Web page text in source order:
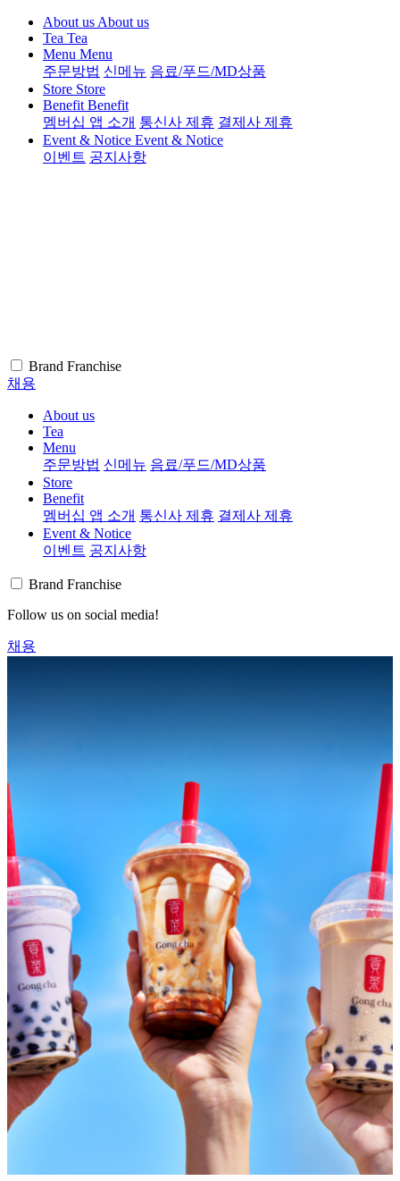
About us About us
Tea Tea
Menu Menu
주문방법 신메뉴 음료/푸드/MD상품
Store Store
Benefit Benefit
멤버십 앱 소개 통신사 제휴 결제사 제휴
Event & Notice Event & Notice
이벤트 공지사항
Brand Franchise
채용
About us
Tea
Menu
주문방법 신메뉴 음료/푸드/MD상품
Store
Benefit
멤버십 앱 소개 통신사 제휴 결제사 제휴
Event & Notice
이벤트 공지사항
Brand Franchise
Follow us on social media!
채용